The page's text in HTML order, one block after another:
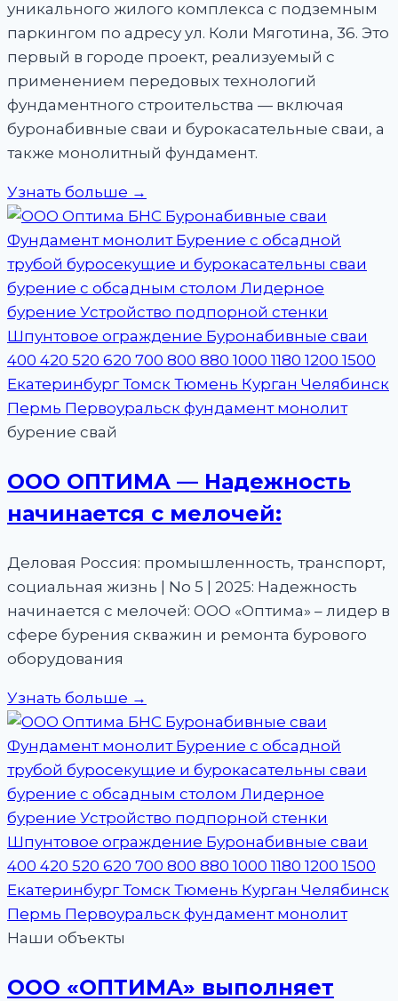
уникального жилого комплекса с подземным
паркингом по адресу ул. Коли Мяготина, 36. Это
первый в городе проект, реализуемый с
применением передовых технологий
фундаментного строительства — включая
буронабивные сваи и бурокасательные сваи, а
также монолитный фундамент.
Узнать больше →
бурение свай
ООО ОПТИМА — Надежность
начинается с мелочей:
Деловая Россия: промышленность, транспорт,
социальная жизнь | No 5 | 2025: Надежность
начинается с мелочей: ООО «Оптима» – лидер в
сфере бурения скважин и ремонта бурового
оборудования
Узнать больше →
Наши объекты
ООО «ОПТИМА» выполняет